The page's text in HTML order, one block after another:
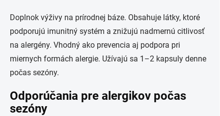
Doplnok výživy na prírodnej báze. Obsahuje látky, ktoré
podporujú imunitný systém a znižujú nadmernú citlivosť
na alergény. Vhodný ako prevencia aj podpora pri
miernych formách alergie. Užívajú sa 1–2 kapsuly denne
počas sezóny.
Odporúčania pre alergikov počas
sezóny